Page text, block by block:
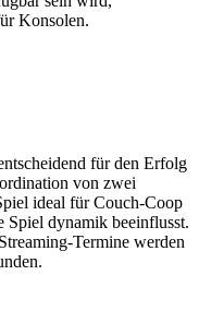
Konsolen.
für den Erfolg
von zwei
ideal für Couch-Coop
Spiel dynamik beeinflusst.
Termine werden